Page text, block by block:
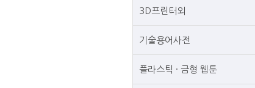
3D프린터외
기술용어사전
플라스틱 · 금형 웹툰